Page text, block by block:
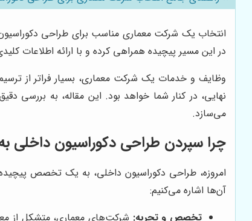
انتخاب یک شرکت معماری مناسب برای طراحی
در این مسیر پیچیده همراهی کرده و با ارائه اطلاعات
وظایف و خدمات یک شرکت معماری، بسیار فراتر از
نهایی، در کنار شما خواهد بود. این مقاله، به بررسی
می‌سازد.
چرا سپردن طراحی دکوراسیون
امروزه، طراحی دکوراسیون داخلی، به یک تخصص
آن‌ها اشاره می‌کنیم:
تخصص و تجربه: شرکت‌های معماری، متشکل از